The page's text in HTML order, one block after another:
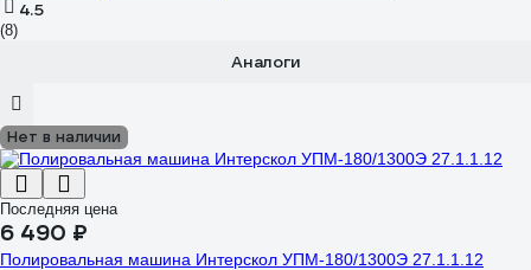
4.5
(8)
Аналоги
Нет в наличии
Последняя цена
6 490 ₽
Полировальная машина Интерскол УПМ-180/1300Э 27.1.1.12